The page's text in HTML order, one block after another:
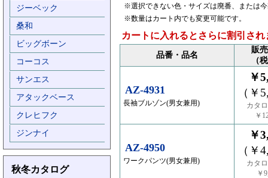
ジーベック
桑和
ビッグボーン
コーコス
サンエス
アタックベース
クレヒフク
ジンナイ
秋冬カタログ
※選択できない色・サイズは廃番、または
※数量はカート内でも変更可能です。
カートに入れるとさらに割引され
品番・品名
販
（
AZ-4931
長袖ブルゾン(男女兼用)
￥
（￥
カタ
￥
AZ-4950
ワークパンツ(男女兼用)
￥
（￥
カタ
￥